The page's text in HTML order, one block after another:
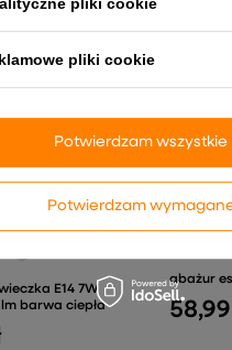
PRODUCENTA
E14 7W
barwa ciepła
abażur
58,99
pliki cookie
Potwierdzam
Potwierdzam wszystkie